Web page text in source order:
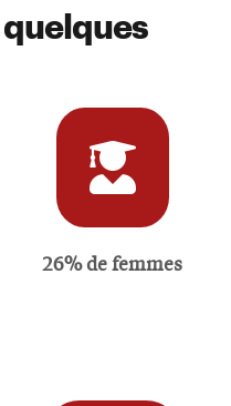
26% de femmes